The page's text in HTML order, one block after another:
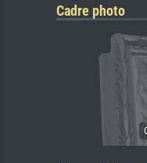
Cadre photo